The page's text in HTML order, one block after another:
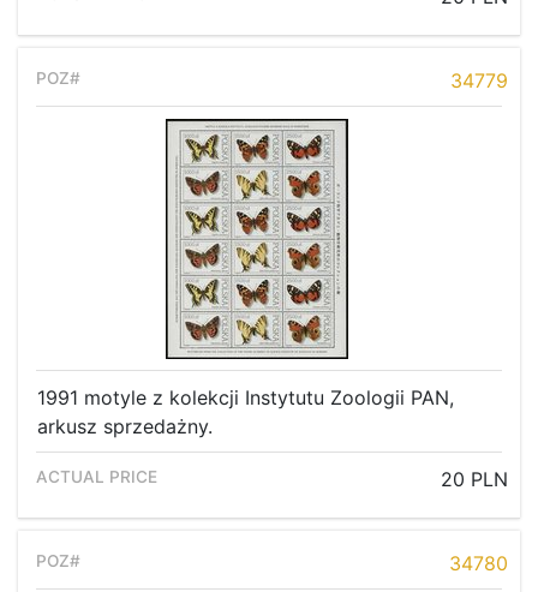
34779
1991 motyle z kolekcji Instytutu Zoologii PAN,
arkusz sprzedażny.
20 PLN
34780